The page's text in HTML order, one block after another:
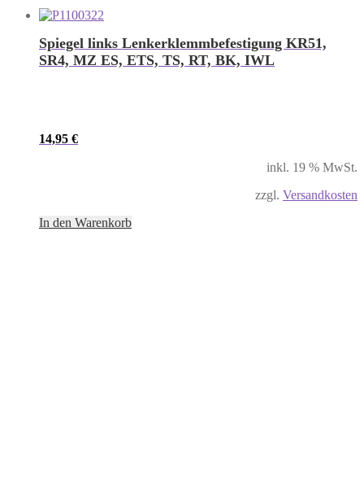
Spiegel links Lenkerklemmbefestigung KR51,
SR4, MZ ES, ETS, TS, RT, BK, IWL
14,95 €
inkl. 19 % MwSt.
zzgl. Versandkosten
In den Warenkorb